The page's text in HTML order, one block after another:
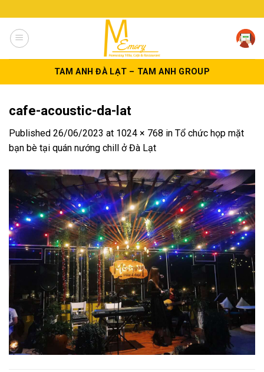
to
content
TAM ANH ĐÀ LẠT – TAM ANH GROUP
cafe-acoustic-da-lat
Published 26/06/2023 at 1024 × 768 in Tổ chức họp mặt
bạn bè tại quán nướng chill ở Đà Lạt